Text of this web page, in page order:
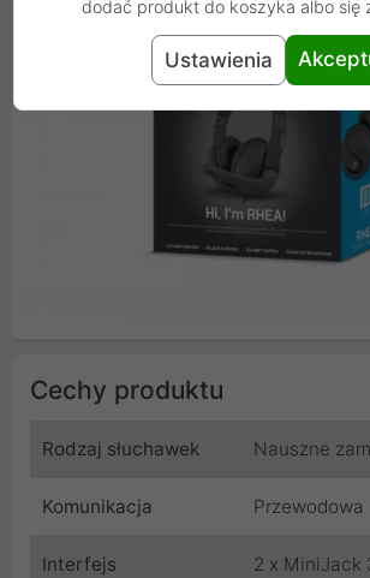
Cechy produktu
Rodzaj słuchawek Nauszne
Komunikacja Przewodowa
Interfejs 2 x MiniJack
dodać produkt do koszyka albo się
Ustawienia